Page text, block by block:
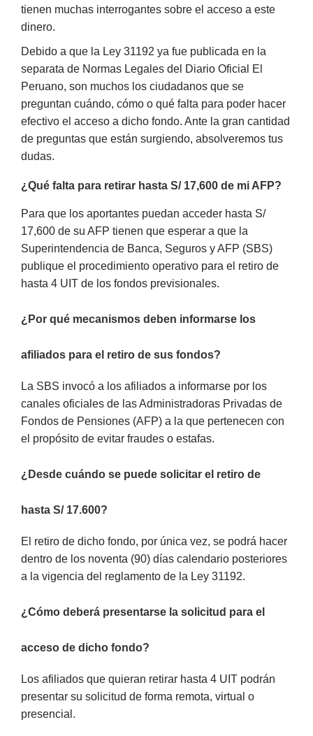
tienen muchas interrogantes sobre el acceso a este
dinero.
Debido a que la Ley 31192 ya fue publicada en la
separata de Normas Legales del Diario Oficial El
Peruano, son muchos los ciudadanos que se
preguntan cuándo, cómo o qué falta para poder hacer
efectivo el acceso a dicho fondo. Ante la gran cantidad
de preguntas que están surgiendo, absolveremos tus
dudas.
¿Qué falta para retirar hasta S/ 17,600 de mi AFP?
Para que los aportantes puedan acceder hasta S/
17,600 de su AFP tienen que esperar a que la
Superintendencia de Banca, Seguros y AFP (SBS)
publique el procedimiento operativo para el retiro de
hasta 4 UIT de los fondos previsionales.
¿Por qué mecanismos deben informarse los
afiliados para el retiro de sus fondos?
La SBS invocó a los afiliados a informarse por los
canales oficiales de las Administradoras Privadas de
Fondos de Pensiones (AFP) a la que pertenecen con
el propósito de evitar fraudes o estafas.
¿Desde cuándo se puede solicitar el retiro de
hasta S/ 17.600?
El retiro de dicho fondo, por única vez, se podrá hacer
dentro de los noventa (90) días calendario posteriores
a la vigencia del reglamento de la Ley 31192.
¿Cómo deberá presentarse la solicitud para el
acceso de dicho fondo?
Los afiliados que quieran retirar hasta 4 UIT podrán
presentar su solicitud de forma remota, virtual o
presencial.